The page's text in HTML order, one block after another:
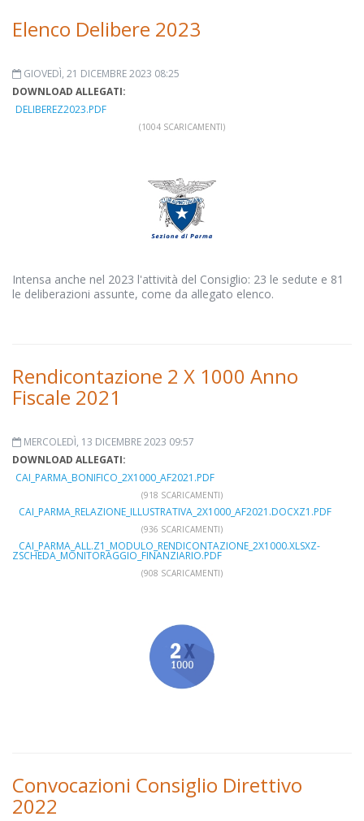
Elenco Delibere 2023
GIOVEDÌ, 21 DICEMBRE 2023 08:25
DOWNLOAD ALLEGATI:
DELIBEREZ2023.PDF
(1004 SCARICAMENTI)
Intensa anche nel 2023 l'attività del Consiglio: 23 le sedute e 81
le deliberazioni assunte, come da allegato elenco.
Rendicontazione 2 X 1000 Anno
Fiscale 2021
MERCOLEDÌ, 13 DICEMBRE 2023 09:57
DOWNLOAD ALLEGATI:
CAI_PARMA_BONIFICO_2X1000_AF2021.PDF
(918 SCARICAMENTI)
CAI_PARMA_RELAZIONE_ILLUSTRATIVA_2X1000_AF2021.DOCXZ1.PDF
(936 SCARICAMENTI)
CAI_PARMA_ALL.Z1_MODULO_RENDICONTAZIONE_2X1000.XLSXZ-
ZSCHEDA_MONITORAGGIO_FINANZIARIO.PDF
(908 SCARICAMENTI)
Convocazioni Consiglio Direttivo
2022